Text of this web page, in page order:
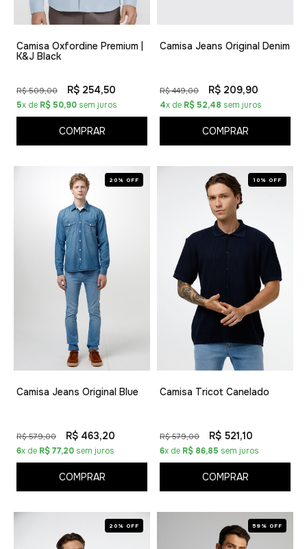
Camisa Oxfordine Premium |
K&J Black
R$ 509,00 R$ 254,50
5x de R$ 50,90 sem juros
COMPRAR
Camisa Jeans Original Denim
R$ 449,00 R$ 209,90
4x de R$ 52,48 sem juros
COMPRAR
20% OFF
Camisa Jeans Original Blue
R$ 579,00 R$ 463,20
6x de R$ 77,20 sem juros
COMPRAR
10% OFF
Camisa Tricot Canelado
R$ 579,00 R$ 521,10
6x de R$ 86,85 sem juros
COMPRAR
20% OFF 59% OFF